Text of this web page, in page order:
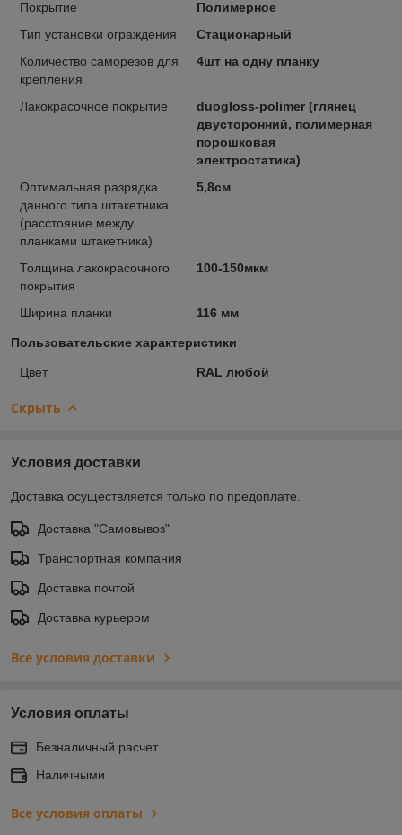
Покрытие
Полимерное
Тип установки ограждения
Стационарный
Количество саморезов для
крепления
4шт на одну планку
Лакокрасочное покрытие
duogloss-polimer (глянец
двусторонний, полимерная
порошковая
электростатика)
Оптимальная разрядка
данного типа штакетника
(расстояние между
планками штакетника)
5,8см
Толщина лакокрасочного
покрытия
100-150мкм
Ширина планки 116 мм
Пользовательские характеристики
Цвет RAL любой
Скрыть
Условия доставки
Доставка осуществляется только по предоплате.
Доставка "Самовывоз"
Транспортная компания
Доставка почтой
Доставка курьером
Все условия доставки
Условия оплаты
Безналичный расчет
Наличными
Все условия оплаты